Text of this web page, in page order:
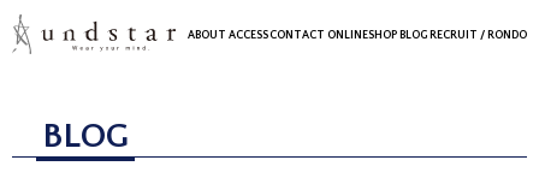
ABOUT ACCESSCONTACT ONLINESHOP BLOG RECRUIT / RONDO
BLOG